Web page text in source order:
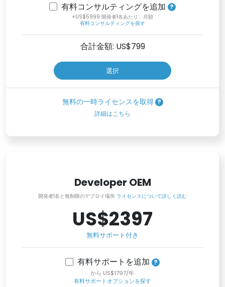
有料コンサルティングを追加
+US$5999 開発者1名あたり、月額
有料コンサルティングを探す
合計金額: US$799
選択
無料の一時ライセンスを取得
詳細はこちら
Developer OEM
開発者1名と無制限のデプロイ場所 ライセンスについて詳しく読む
US$2397
無料サポート付き
有料サポートを追加
から US$1797/年.
有料サポートオプションを探す